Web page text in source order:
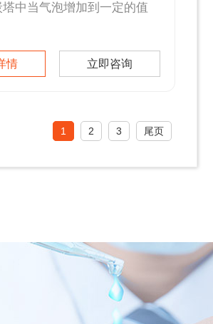
中当气泡增加到一定的值
情 立即咨询
1 2 3 尾页